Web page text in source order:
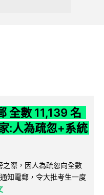
全數 11,139 名
:人為疏忽+系統
際，因人為疏忽向全數
知電郵，令大批考生一度